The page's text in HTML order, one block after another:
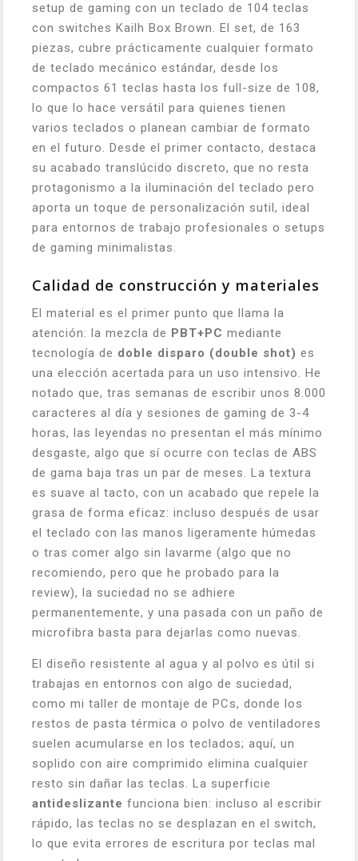
setup de gaming con un teclado de 104 teclas
con switches Kailh Box Brown. El set, de 163
piezas, cubre prácticamente cualquier formato
de teclado mecánico estándar, desde los
compactos 61 teclas hasta los full-size de 108,
lo que lo hace versátil para quienes tienen
varios teclados o planean cambiar de formato
en el futuro. Desde el primer contacto, destaca
su acabado translúcido discreto, que no resta
protagonismo a la iluminación del teclado pero
aporta un toque de personalización sutil, ideal
para entornos de trabajo profesionales o setups
de gaming minimalistas.
Calidad de construcción y materiales
El material es el primer punto que llama la
atención: la mezcla de PBT+PC mediante
tecnología de doble disparo (double shot) es
una elección acertada para un uso intensivo. He
notado que, tras semanas de escribir unos 8.000
caracteres al día y sesiones de gaming de 3-4
horas, las leyendas no presentan el más mínimo
desgaste, algo que sí ocurre con teclas de ABS
de gama baja tras un par de meses. La textura
es suave al tacto, con un acabado que repele la
grasa de forma eficaz: incluso después de usar
el teclado con las manos ligeramente húmedas
o tras comer algo sin lavarme (algo que no
recomiendo, pero que he probado para la
review), la suciedad no se adhiere
permanentemente, y una pasada con un paño de
microfibra basta para dejarlas como nuevas.
El diseño resistente al agua y al polvo es útil si
trabajas en entornos con algo de suciedad,
como mi taller de montaje de PCs, donde los
restos de pasta térmica o polvo de ventiladores
suelen acumularse en los teclados; aquí, un
soplido con aire comprimido elimina cualquier
resto sin dañar las teclas. La superficie
antideslizante funciona bien: incluso al escribir
rápido, las teclas no se desplazan en el switch,
lo que evita errores de escritura por teclas mal